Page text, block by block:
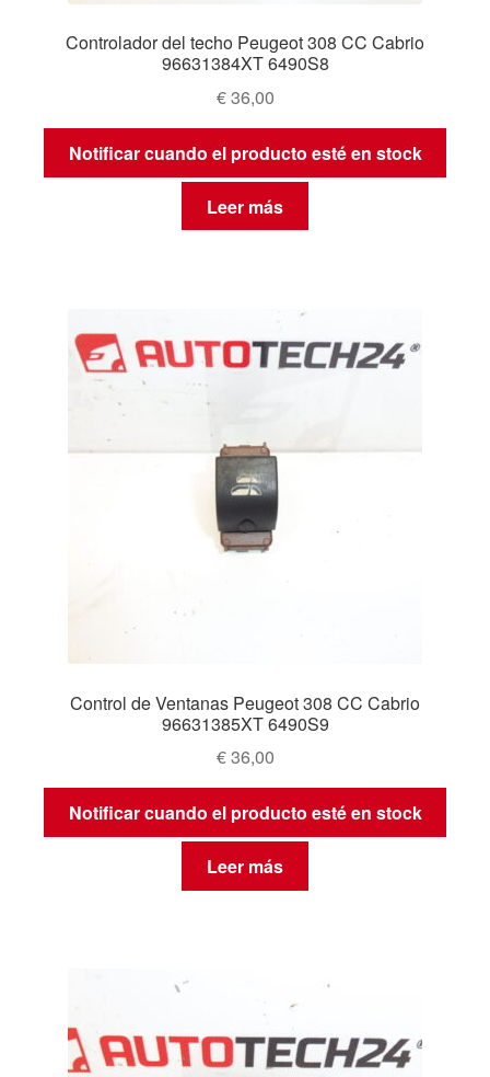
Controlador del techo Peugeot 308 CC Cabrio
96631384XT 6490S8
€36,00
Notificar cuando el producto esté en stock
Leer más
Control de Ventanas Peugeot 308 CC Cabrio
96631385XT 6490S9
€36,00
Notificar cuando el producto esté en stock
Leer más